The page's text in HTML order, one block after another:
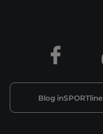
Blog inSPORTline
Facebook